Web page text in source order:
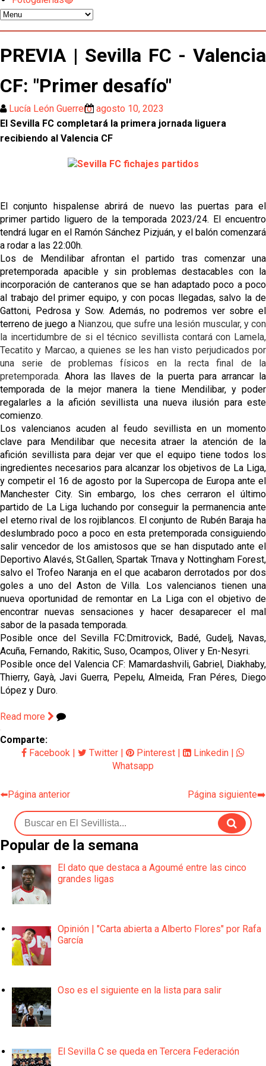
Sow muy cerca de cerrar su traspaso al Genoa
El Sevilla FC oficializa la cesión de Rafa Mir al Aris
de Salónica
Juanlu se marcha traspasado al Bournemouth
tiene nuevo portero y el Getafe mueve ficha... Las
del martes
Odysseas Vlachodimos: “El objetivo es mejorar la
temporada pasada”
El Sevilla FC empieza a inscribir a los nuevos
fichajes
Opinión | "Carta abierta a Alberto Flores" por Rafa
García
El Sevilla oficializa el traspaso de Sow
Miguel Sierra: La temporada pasada se vio
reflejado que podemos tirar para delante y
trabajamos con ilusión
Diomande ya es madridista mientras Rodri agita el
mercado
PREVIA | Sevilla FC - Valencia
CF: "Primer desafío"
Lucía León Guerrero agosto 10, 2023
El Sevilla FC completará la primera jornada liguera
recibiendo al Valencia CF
El conjunto hispalense abrirá de nuevo las puertas para el
primer partido liguero de la temporada 2023/24. El encuentro
tendrá lugar en el Ramón Sánchez Pizjuán, y el balón comenzará
a rodar a las 22:00h.
Los de Mendilibar afrontan el partido tras comenzar una
pretemporada apacible y sin problemas destacables con la
incorporación de canteranos que se han adaptado poco a poco
al trabajo del primer equipo, y con pocas llegadas, salvo la de
Gattoni, Pedrosa y Sow. Además, no podremos ver sobre el
terreno de juego a Nianzou, que sufre una lesión muscular, y con
la incertidumbre de si el técnico sevillista contará con Lamela,
Tecatito y Marcao, a quienes se les han visto perjudicados por
una serie de problemas físicos en la recta final de la
pretemporada. Ahora las llaves de la puerta para arrancar la
temporada de la mejor manera la tiene Mendilibar, y poder
regalarles a la afición sevillista una nueva ilusión para este
comienzo.
Los valencianos acuden al feudo sevillista en un momento
clave para Mendilibar que necesita atraer la atención de la
afición sevillista para dejar ver que el equipo tiene todos los
ingredientes necesarios para alcanzar los objetivos de La Liga,
y competir el 16 de agosto por la Supercopa de Europa ante el
Manchester City. Sin embargo, los ches cerraron el último
partido de La Liga luchando por conseguir la permanencia ante
el eterno rival de los rojiblancos. El conjunto de Rubén Baraja ha
deslumbrado poco a poco en esta pretemporada consiguiendo
salir vencedor de los amistosos que se han disputado ante el
Deportivo Alavés, St.Gallen, Spartak Trnava y Nottingham Forest,
salvo el Trofeo Naranja en el que acabaron derrotados por dos
goles a uno del Aston de Villa. Los valencianos tienen una
nueva oportunidad de remontar en La Liga con el objetivo de
encontrar nuevas sensaciones y hacer desaparecer el mal
sabor de la pasada temporada.
Posible once del Sevilla FC:Dmitrovick, Badé, Gudelj, Navas,
Acuña, Fernando, Rakitic, Suso, Ocampos, Oliver y En-Nesyri.
Posible once del Valencia CF: Mamardashvili, Gabriel, Diakhaby,
Thierry, Gayà, Javi Guerra, Pepelu, Almeida, Fran Péres, Diego
López y Duro.
Read more
Comparte:
Facebook | Twitter | Pinterest | Linkedin |
Whatsapp
⬅️Página anterior Página siguiente➡️
Popular de la semana
El dato que destaca a Agoumé entre las cinco
grandes ligas
Opinión | "Carta abierta a Alberto Flores" por Rafa
García
Oso es el siguiente en la lista para salir
El Sevilla C se queda en Tercera Federación